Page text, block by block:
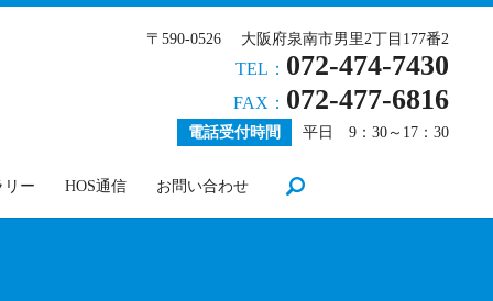
〒590-0526 大阪府泉南市男里2丁目177番2
TEL： 072-474-7430
FAX： 072-477-6816
電話受付時間 平日 9：30～17：30
リー HOS通信 お問い合わせ